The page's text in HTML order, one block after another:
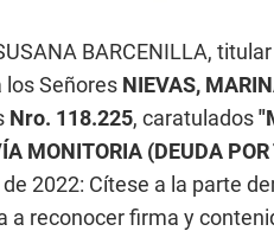
BARCENILLA,
los Señores NIEVAS,
Nro. 118.225, caratulados
MONITORIA (DEUDA
2022: Cítese a la parte
a reconocer firma y